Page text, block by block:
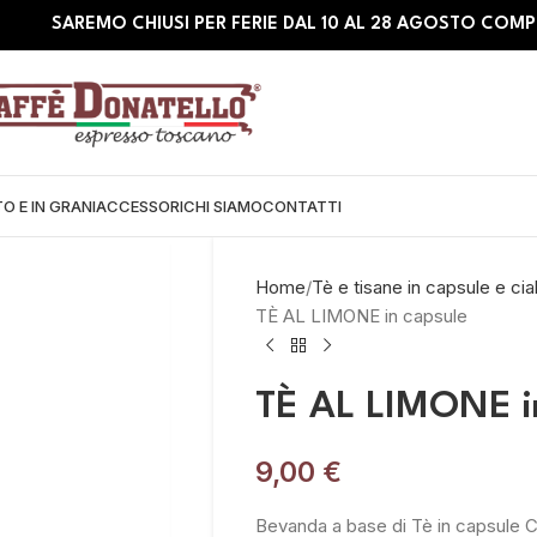
SAREMO CHIUSI PER FERIE DAL 10 AL 28 AGOSTO
E IN GRANIACCESSORICHI SIAMOCONTATTI
Home Tè e tisane in capsule e
TÈ AL LIMONE in capsule
TÈ AL LIMONE
9,00 €
Bevanda a base di Tè in capsule